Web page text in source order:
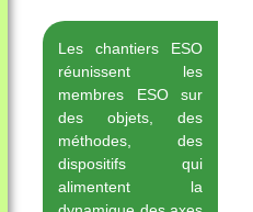
Les chantiers ESO
réunissent les
membres ESO sur
des objets, des
méthodes, des
dispositifs qui
alimentent la